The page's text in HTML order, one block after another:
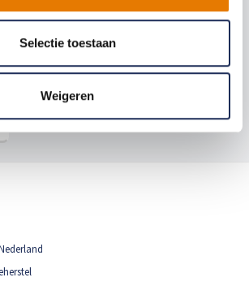
Selectie toestaan
Weigeren
artikelen
Groen: hoe een eenmanszaak in
uitgroeide tot een begrip in